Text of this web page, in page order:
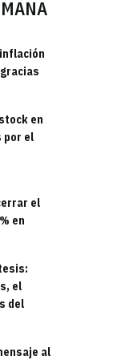
en
por el
el
en
el
del
al